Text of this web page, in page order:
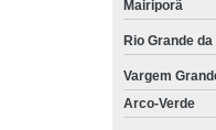
Mairiporã
Rio Grande
Vargem
Arco-Verde